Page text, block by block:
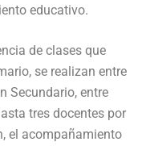
educativo.
de clases que
se realizan entre
Secundario, entre
tres docentes por
el acompañamiento